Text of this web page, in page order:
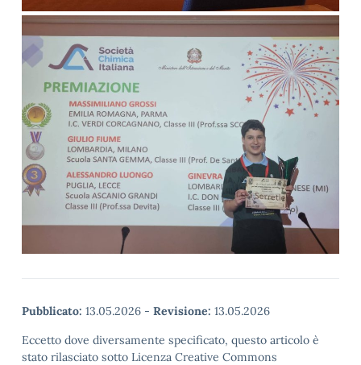
Pubblicato: 13.05.2026 - Revisione: 13.05.2026
Eccetto dove diversamente specificato, questo articolo è
stato rilasciato sotto Licenza Creative Commons